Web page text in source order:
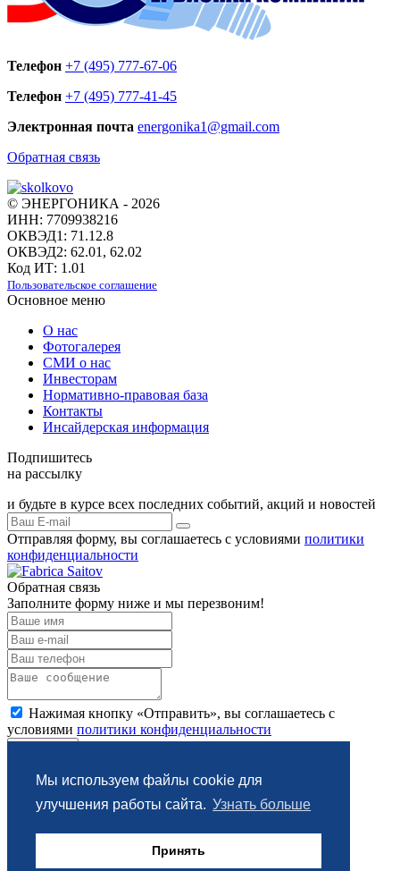
Мы используем файлы cookie для
улучшения работы сайта. Узнать больше
Принять
Телефон +7 (495) 777-67-06
Телефон +7 (495) 777-41-45
Электронная почта energonika1@gmail.com
Обратная связь
© ЭНЕРГОНИКА - 2026
ИНН: 7709938216
ОКВЭД1: 71.12.8
ОКВЭД2: 62.01, 62.02
Код ИТ: 1.01
Пользовательское соглашение
Основное меню
О нас
Фотогалерея
СМИ о нас
Инвесторам
Нормативно-правовая база
Контакты
Инсайдерская информация
Подпишитесь
на рассылку
и будьте в курсе всех последних событий, акций и новостей
Отправляя форму, вы соглашаетесь с условиями политики
конфиденциальности
Обратная связь
Заполните форму ниже и мы перезвоним!
Нажимая кнопку «Отправить», вы соглашаетесь с
условиями политики конфиденциальности
Спасибо за обращение
запрос направлен менеджеру